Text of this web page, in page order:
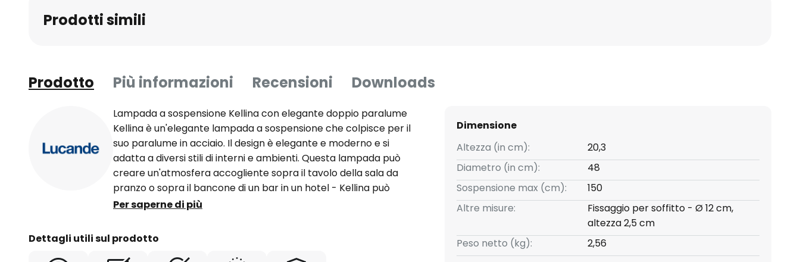
Prodotti simili
Prodotto Più informazioni Recensioni Downloads
Lampada a sospensione Kellina con elegante doppio paralume
Kellina è un'elegante lampada a sospensione che colpisce per il
suo paralume in acciaio. Il design è elegante e moderno e si
adatta a diversi stili di interni e ambienti. Questa lampada può
creare un'atmosfera accogliente sopra il tavolo della sala da
pranzo o sopra il bancone di un bar in un hotel - Kellina può
essere utilizzata in molti modi. Sebbene la sospensione sia stata
soprattutto per il suo doppio paralume ben sagomato. Il
paralume distribuisce la luce nell'ambiente senza abbagliare ed
Per saperne di più
Dettagli utili sul prodotto
Dimensione
Altezza (in cm):
20,3
Diametro (in cm):
48
Sospensione max (cm):
150
Altre misure:
Fissaggio per soffitto - Ø 12 cm,
altezza 2,5 cm
Peso netto (kg):
2,56